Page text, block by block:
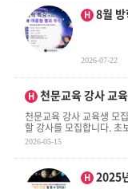
H 8월
2026-07-22
H
인기글
천문교육 강사 교
천문교육 강사 교육생 모집 안녕하세요. 안성천문대와 같이 천문교육을 진행
할 강사를 모집합니다. 초
니다. 안성천문대 . . .
2026-05-15
H
인기글
2025